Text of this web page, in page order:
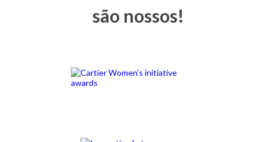
são nossos!